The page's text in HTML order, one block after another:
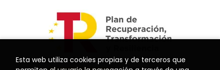
Esta web utiliza cookies propias y de terceros que